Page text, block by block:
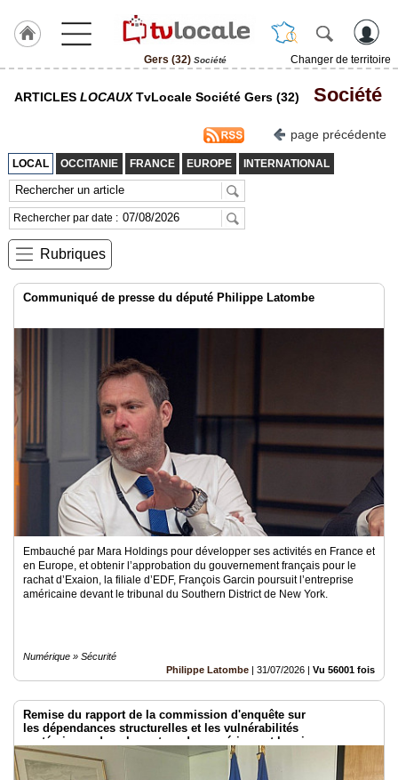
Gers (32) Société
Changer de territoire
Gers
(32)
TvLocale
France
Accueil
RUBRIQUES
Gazette
Médias
du
Inscription
annuaire
ARTICLES LOCAUXTvLocale Société Gers (32) Société
page précédente
LOCAL OCCITANIE FRANCE EUROPE INTERNATIONAL
Rechercher par date :
Rubriques
Communiqué de presse du député Philippe Latombe
Embauché par Mara Holdings pour développer ses activités en France et
en Europe, et obtenir l’approbation du gouvernement français pour le
rachat d’Exaion, la filiale d’EDF, François Garcin poursuit l’entreprise
américaine devant le tribunal du Southern District de New York.
Numérique » Sécurité
Philippe Latombe | 31/07/2026 | Vu 56001 fois
Remise du rapport de la commission d'enquête sur
les dépendances structurelles et les vulnérabilités
systémiques dans le secteur du numérique et les risques pour
l’indépendance de la France